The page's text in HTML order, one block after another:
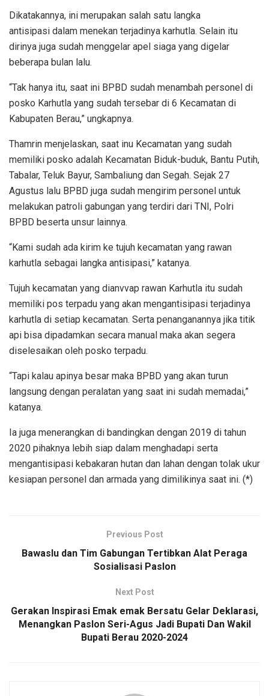
Dikatakannya, ini merupakan salah satu langka
antisipasi dalam menekan terjadinya karhutla. Selain itu
dirinya juga sudah menggelar apel siaga yang digelar
beberapa bulan lalu.
“Tak hanya itu, saat ini BPBD sudah menambah personel di
posko Karhutla yang sudah tersebar di 6 Kecamatan di
Kabupaten Berau,” ungkapnya.
Thamrin menjelaskan, saat inu Kecamatan yang sudah
memiliki posko adalah Kecamatan Biduk-buduk, Bantu Putih,
Tabalar, Teluk Bayur, Sambaliung dan Segah. Sejak 27
Agustus lalu BPBD juga sudah mengirim personel untuk
melakukan patroli gabungan yang terdiri dari TNI, Polri
BPBD beserta unsur lainnya.
“Kami sudah ada kirim ke tujuh kecamatan yang rawan
karhutla sebagai langka antisipasi,” katanya.
Tujuh kecamatan yang dianvvap rawan Karhutla itu sudah
memiliki pos terpadu yang akan mengantisipasi terjadinya
karhutla di setiap kecamatan. Serta penanganannya jika titik
api bisa dipadamkan secara manual maka akan segera
diselesaikan oleh posko terpadu.
“Tapi kalau apinya besar maka BPBD yang akan turun
langsung dengan peralatan yang saat ini sudah memadai,”
katanya.
Ia juga menerangkan di bandingkan dengan 2019 di tahun
2020 pihaknya lebih siap dalam menghadapi serta
mengantisipasi kebakaran hutan dan lahan dengan tolak ukur
kesiapan personel dan armada yang dimilikinya saat ini. (*)
Previous Post
Bawaslu dan Tim Gabungan Tertibkan Alat Peraga
Sosialisasi Paslon
Next Post
Gerakan Inspirasi Emak emak Bersatu Gelar Deklarasi,
Menangkan Paslon Seri-Agus Jadi Bupati Dan Wakil
Bupati Berau 2020-2024